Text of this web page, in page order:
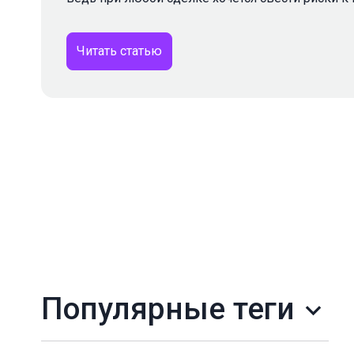
Читать статью
Популярные теги